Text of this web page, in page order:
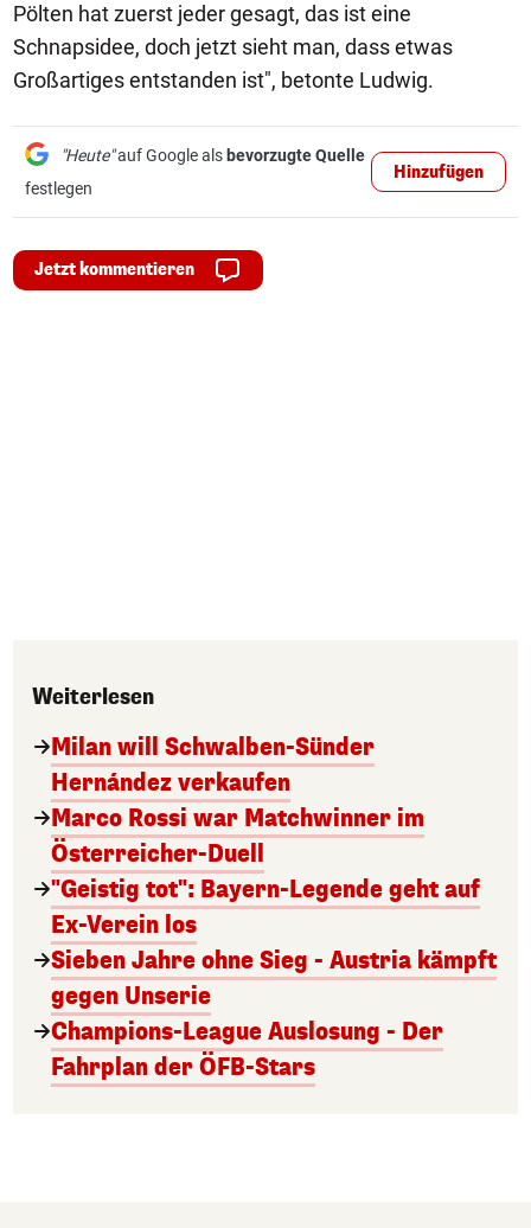
Pölten hat zuerst jeder gesagt, das ist eine
Schnapsidee, doch jetzt sieht man, dass etwas
Großartiges entstanden ist", betonte Ludwig.
"Heute"auf Google als bevorzugte Quelle
festlegen
Hinzufügen
Jetzt kommentieren
Weiterlesen
Milan will Schwalben-Sünder
Hernández verkaufen
Marco Rossi war Matchwinner im
Österreicher-Duell
"Geistig tot": Bayern-Legende geht auf
Ex-Verein los
Sieben Jahre ohne Sieg - Austria kämpft
gegen Unserie
Champions-League Auslosung - Der
Fahrplan der ÖFB-Stars